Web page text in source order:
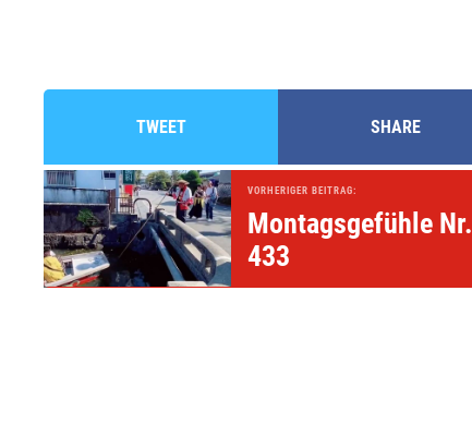
TWEET SHARE
VORHERIGER BEITRAG:
Montagsgefühle Nr.
433